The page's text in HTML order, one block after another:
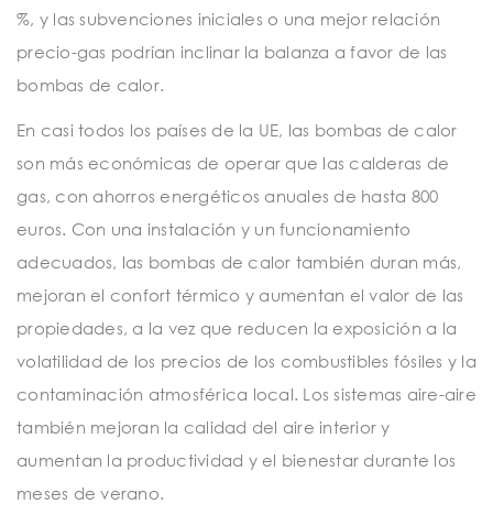
%, y las subvenciones iniciales o una mejor relación
precio-gas podrían inclinar la balanza a favor de las
bombas de calor.
En casi todos los países de la UE, las bombas de calor
son más económicas de operar que las calderas de
gas, con ahorros energéticos anuales de hasta 800
euros. Con una instalación y un funcionamiento
adecuados, las bombas de calor también duran más,
mejoran el confort térmico y aumentan el valor de las
propiedades, a la vez que reducen la exposición a la
volatilidad de los precios de los combustibles fósiles y la
contaminación atmosférica local. Los sistemas aire-aire
también mejoran la calidad del aire interior y
aumentan la productividad y el bienestar durante los
meses de verano.